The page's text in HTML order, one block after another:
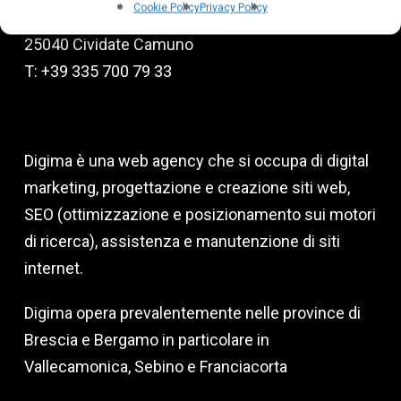
Cookie PolicyPrivacy Policy
Via degli Emigranti, 9
25040 Cividate Camuno
T: +39 335 700 79 33
Digima è una web agency che si occupa di digital
marketing, progettazione e creazione siti web,
SEO (ottimizzazione e posizionamento sui motori
di ricerca), assistenza e manutenzione di siti
internet.
Digima opera prevalentemente nelle province di
Brescia e Bergamo in particolare in
Vallecamonica, Sebino e Franciacorta